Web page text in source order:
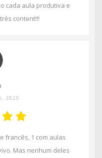
cada aula produtiva e
content!!!
2025
francês, 1 com aulas
Mas nenhum deles